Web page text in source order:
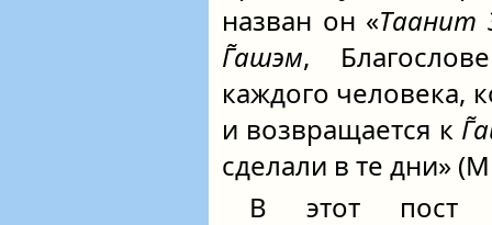
назван он «Таанит
Г̃ашэм,
каждого человека,
и возвращается к
сделали в те дни»
В этот пост